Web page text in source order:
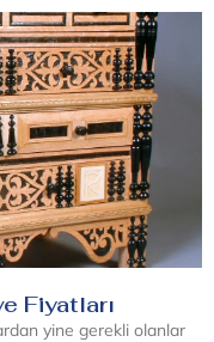
Fiyatları
yine gerekli olanlar